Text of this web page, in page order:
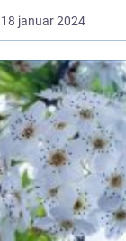
og København har
undladt at deltage i
Med sin unikke
kombination af
morgenmad og
tilbyder brunch en
fantastisk mulighed
at starte dagen...
18 januar 2024